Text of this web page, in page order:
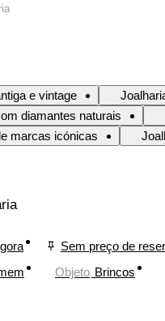
e vintage
diamantes naturais
marcas icónicas
Sem preço de
Objeto Brincos